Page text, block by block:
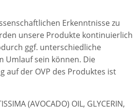
Erkenntnisse zu
unsere Produkte kontinuierlich
ggf. unterschiedliche
Umlauf sein können. Die
auf der OVP des Produktes ist
(AVOCADO) OIL, GLYCERIN,